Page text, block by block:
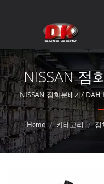
NISSAN 점
차 스타터
NISSAN 점화분배기/ DAH
자동차 부품 재건업체로,
서비스
Home / 카테고리 / 점